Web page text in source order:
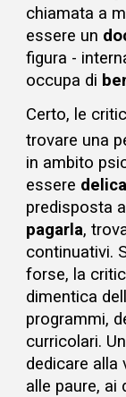
chiamata a
essere un
figura -
occupa di
Certo, le
trovare una
in ambito
essere
predisposta
pagarla,
continuativi.
forse, la
dimentica
programmi,
curricolari.
dedicare alla
alle paure, ai